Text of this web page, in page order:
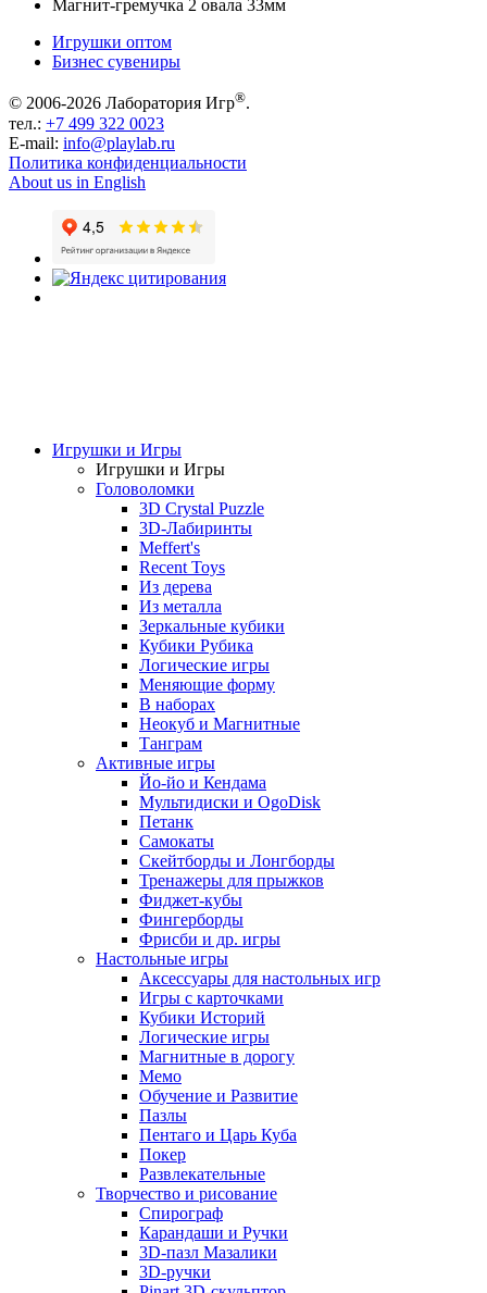
Магнит-гремучка 2 овала 33мм
Игрушки оптом
Бизнес сувениры
© 2006-2026 Лаборатория Игр®.
тел.: +7 499 322 0023
E-mail: info@playlab.ru
Политика конфиденциальности
About us in English
Игрушки и Игры
Игрушки и Игры
Головоломки
3D Crystal Puzzle
3D-Лабиринты
Meffert's
Recent Toys
Из дерева
Из металла
Зеркальные кубики
Кубики Рубика
Логические игры
Меняющие форму
В наборах
Неокуб и Магнитные
Танграм
Активные игры
Йо-йо и Кендама
Мультидиски и OgoDisk
Петанк
Самокаты
Скейтборды и Лонгборды
Тренажеры для прыжков
Фиджет-кубы
Фингерборды
Фрисби и др. игры
Настольные игры
Аксессуары для настольных игр
Игры с карточками
Кубики Историй
Логические игры
Магнитные в дорогу
Мемо
Обучение и Развитие
Пазлы
Пентаго и Царь Куба
Покер
Развлекательные
Творчество и рисование
Спирограф
Карандаши и Ручки
3D-пазл Мазалики
3D-ручки